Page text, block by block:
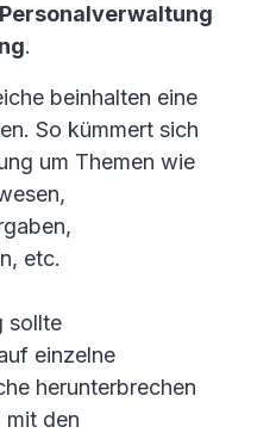
Personalverwaltung
.
beinhalten eine
So kümmert sich
um Themen wie
etc.
sollte
einzelne
herunterbrechen
mit den